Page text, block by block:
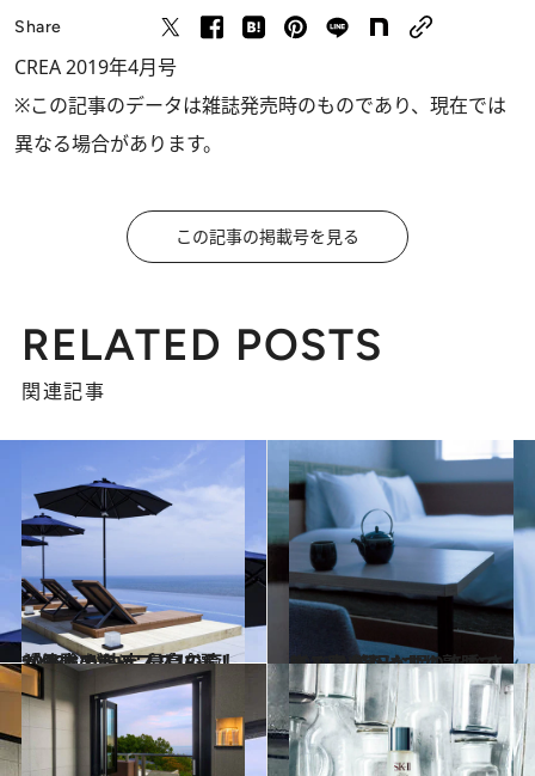
Share
CREA 2019年4月号
※この記事のデータは雑誌発売時のものであり、現在では
異なる場合があります。
この記事の掲載号を見る
RELATED POSTS
関連記事
2018.10.1
「日本のトップスパ2018」が決定 最高の癒しが体験できるスパ13選！
旅＆お出かけ 2019.2.25
とことんぐっすり熟睡できる！ 贅沢な眠りをむさぼる宿4選
旅＆お出かけ